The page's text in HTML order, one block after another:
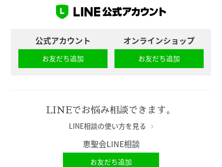
公式アカウント
お友だち追加
オンラインショップ
お友だち追加
LINEでお悩み相談できます。
LINE相談の使い方を見る
恵聖会LINE相談
お友だち追加